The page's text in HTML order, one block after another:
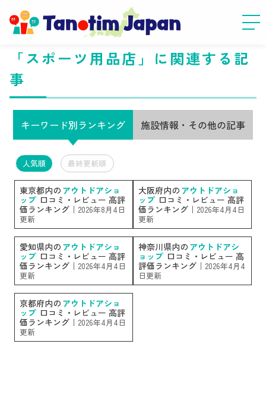
「スポーツ用品店」に関連する記
事
キーワード別ランキング 施設情報・その他の記事
人気順 最終更新順
東京都内の アウトドアショ
ップ 口コミ・レビュー 高評
価ランキング｜ 2026年8月4日
更新
大阪府内の アウトドアショ
ップ 口コミ・レビュー 高評
価ランキング｜ 2026年4月4日
更新
愛知県内の アウトドアショ
ップ 口コミ・レビュー 高評
価ランキング｜ 2026年4月4日
更新
神奈川県内の アウトドアシ
ョップ 口コミ・レビュー 高
評価ランキング｜ 2026年4月4
日更新
京都府内の アウトドアショ
ップ 口コミ・レビュー 高評
価ランキング｜ 2026年4月4日
更新